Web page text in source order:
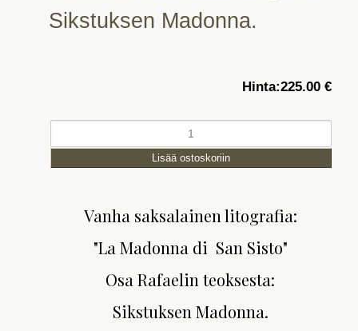
Sikstuksen Madonna.
Hinta:225.00 €
Vanha saksalainen litografia:
"La Madonna di San Sisto"
Osa Rafaelin teoksesta:
Sikstuksen Madonna.